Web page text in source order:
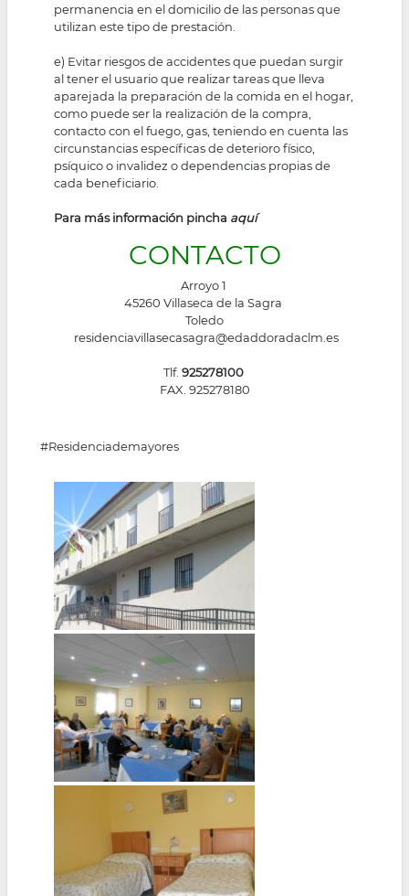
permanencia en el domicilio de las personas que
utilizan este tipo de prestación.
e) Evitar riesgos de accidentes que puedan surgir
al tener el usuario que realizar tareas que lleva
aparejada la preparación de la comida en el hogar,
como puede ser la realización de la compra,
contacto con el fuego, gas, teniendo en cuenta las
circunstancias específicas de deterioro físico,
psíquico o invalidez o dependencias propias de
cada beneficiario.
Para más información pincha aquí
CONTACTO
Arroyo 1
45260 Villaseca de la Sagra
Toledo
residenciavillasecasagra@edaddoradaclm.es
Tlf. 925278100
FAX. 925278180
#Residenciademayores